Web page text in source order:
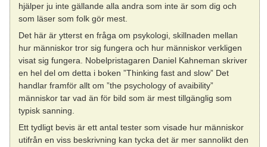
hjälper ju inte gällande alla andra som inte är som dig och
som läser som folk gör mest.
Det här är ytterst en fråga om psykologi, skillnaden mellan
hur människor tror sig fungera och hur människor verkligen
visat sig fungera. Nobelpristagaren Daniel Kahneman skriver
en hel del om detta i boken ”Thinking fast and slow” Det
handlar framför allt om ”the psychology of avaibility”
människor tar vad än för bild som är mest tillgänglig som
typisk sanning.
Ett tydligt bevis är ett antal tester som visade hur människor
utifrån en viss beskrivning kan tycka det är mer sannolikt den